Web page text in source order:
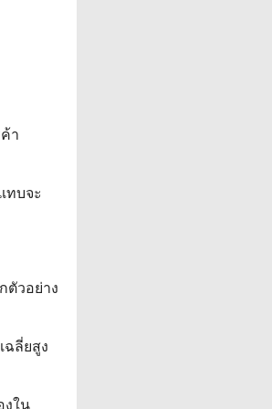
า
ทบจะ
ตัวอย่าง
ลี่ยสูง
งใน